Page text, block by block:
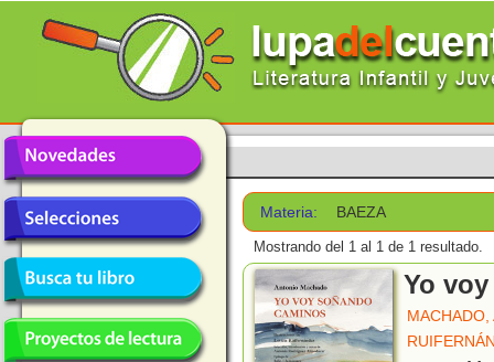
Materia: BAEZA
Mostrando del 1 al 1 de 1 resultado.
Yo